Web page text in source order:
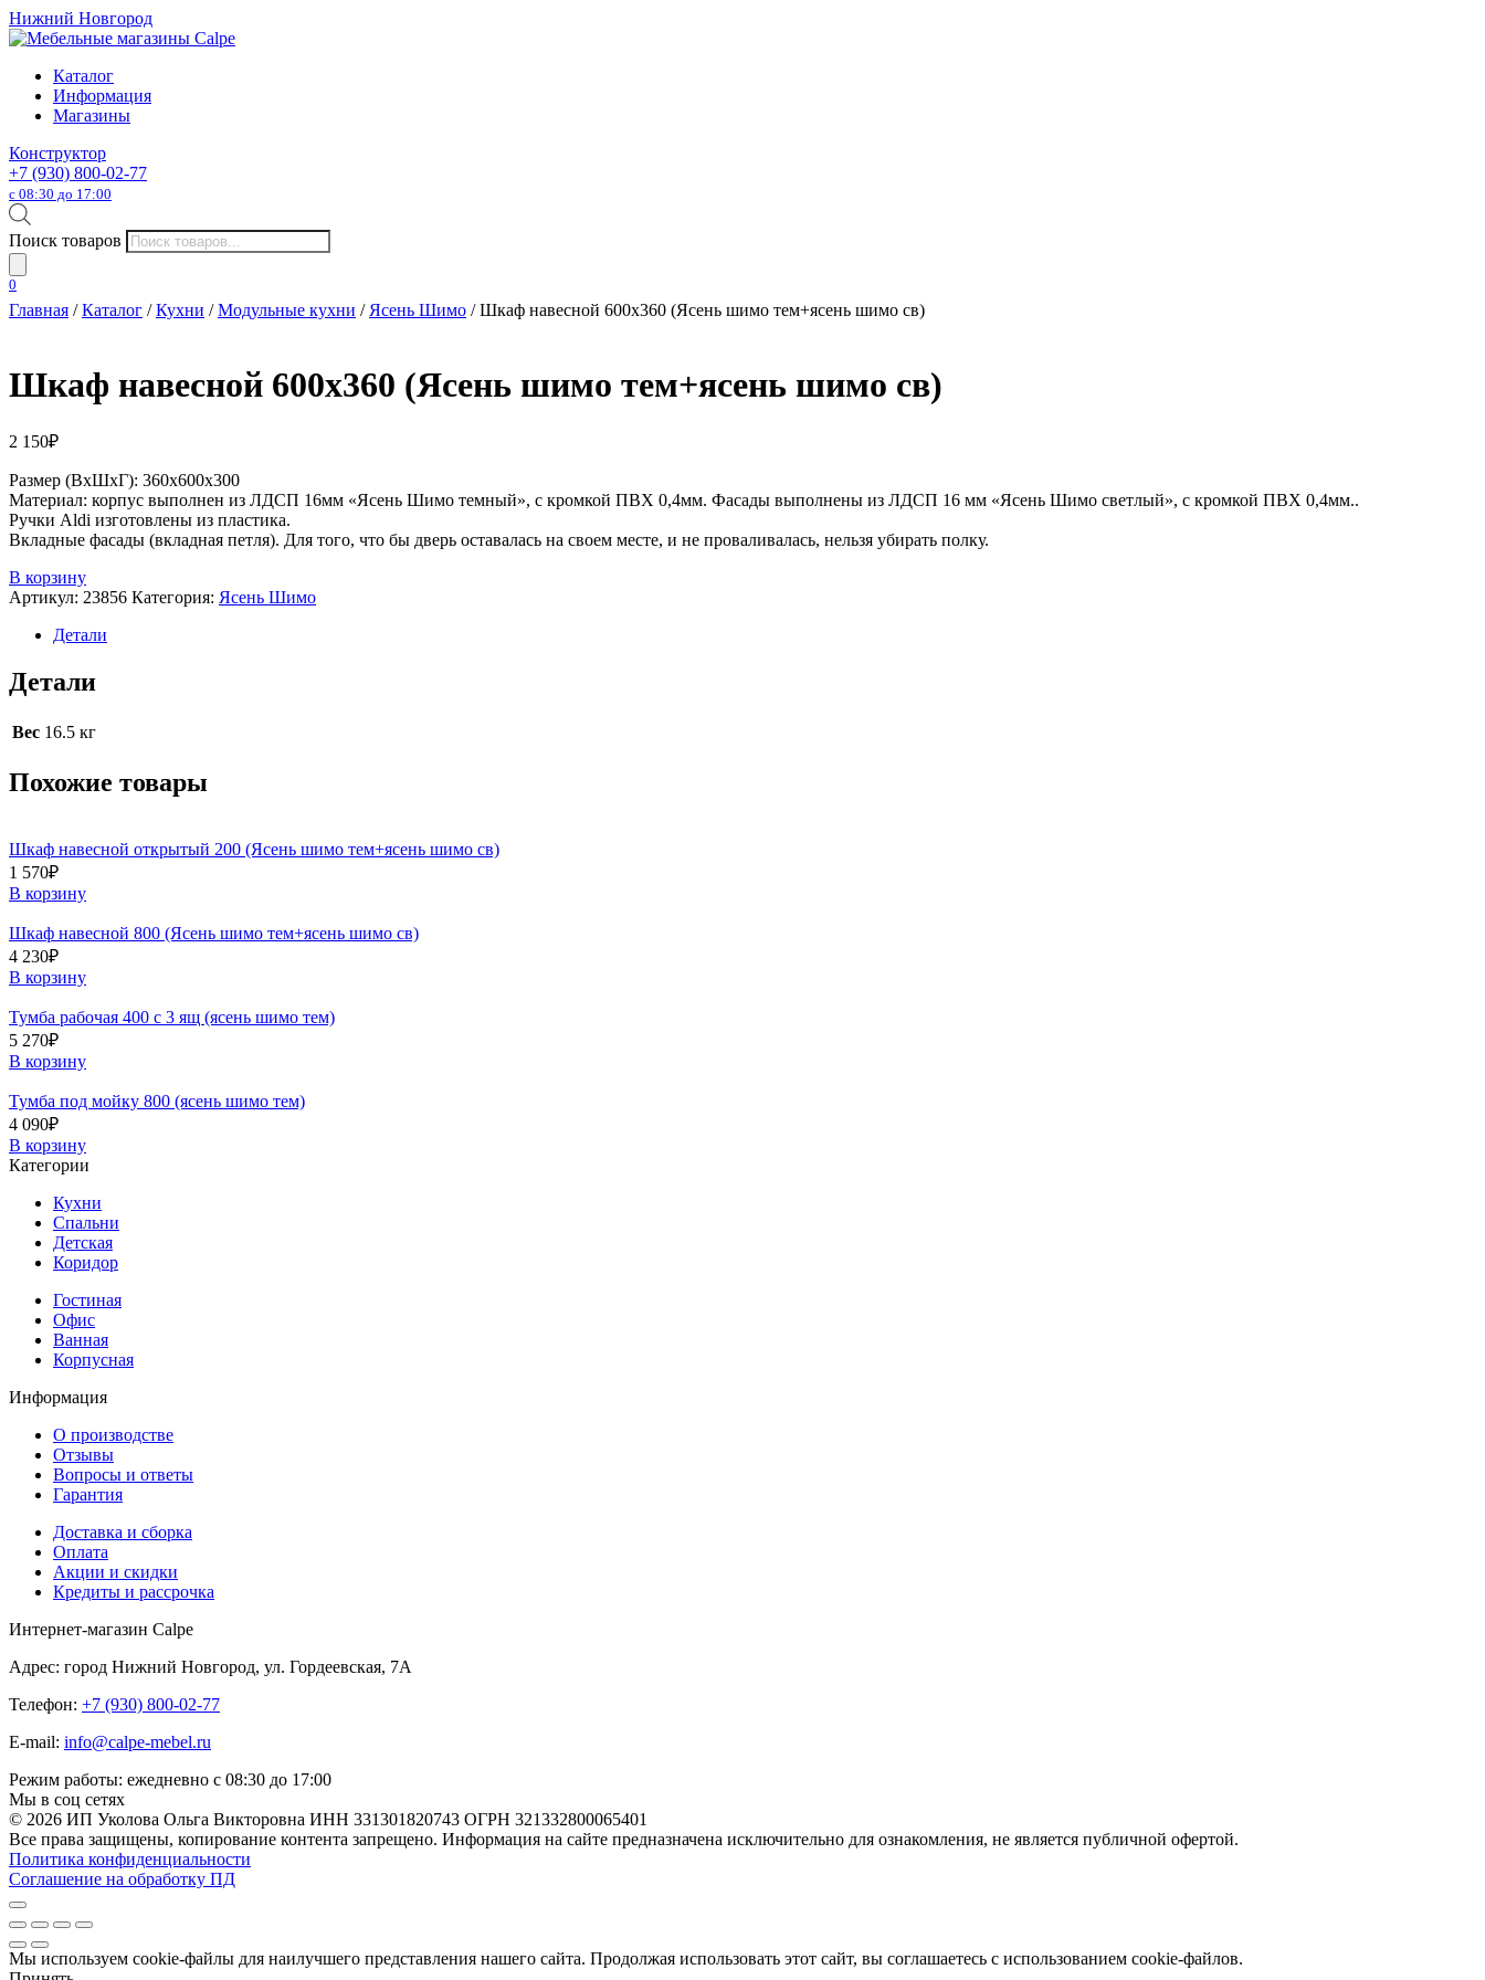
Нижний Новгород
Каталог
Информация
Магазины
Конструктор
+7 (930) 800-02-77
с 08:30 до 17:00
Поиск товаров
0
Главная /Каталог /Кухни /Модульные кухни / Ясень Шимо / Шкаф навесной 600х360 (Ясень шимо тем+ясень шимо св)
Шкаф навесной 600х360 (Ясень шимо тем+ясень шимо св)
2 150₽
Размер (ВхШхГ): 360х600х300
Материал: корпус выполнен из ЛДСП 16мм «Ясень Шимо темный», с кромкой ПВХ 0,4мм. Фасады выполнены из ЛДСП 16 мм «Ясень Шимо светлый», с кромкой ПВХ 0,4мм..
Ручки Aldi изготовлены из пластика.
Вкладные фасады (вкладная петля). Для того, что бы дверь оставалась на своем месте, и не проваливалась, нельзя убирать полку.
В корзину
Артикул: 23856 Категория: Ясень Шимо
Детали
Детали
Вес 16.5 кг
Похожие товары
Шкаф навесной открытый 200 (Ясень шимо тем+ясень шимо св)
1 570₽
В корзину
Шкаф навесной 800 (Ясень шимо тем+ясень шимо св)
4 230₽
В корзину
Тумба рабочая 400 с 3 ящ (ясень шимо тем)
5 270₽
В корзину
Тумба под мойку 800 (ясень шимо тем)
4 090₽
В корзину
Категории
Кухни
Спальни
Детская
Коридор
Гостиная
Офис
Ванная
Корпусная
Информация
О производстве
Отзывы
Вопросы и ответы
Гарантия
Доставка и сборка
Оплата
Акции и скидки
Кредиты и рассрочка
Интернет-магазин Calpe
Адрес: город Нижний Новгород, ул. Гордеевская, 7А
Телефон: +7 (930) 800-02-77
E-mail: info@calpe-mebel.ru
Режим работы: ежедневно с 08:30 до 17:00
Мы в соц сетях
© 2026 ИП Уколова Ольга Викторовна ИНН 331301820743 ОГРН 321332800065401
Все права защищены, копирование контента запрещено. Информация на сайте предназначена исключительно для ознакомления, не является публичной офертой.
Политика конфиденциальности
Соглашение на обработку ПД
Мы используем cookie-файлы для наилучшего представления нашего сайта. Продолжая использовать этот сайт, вы соглашаетесь с использованием cookie-файлов.